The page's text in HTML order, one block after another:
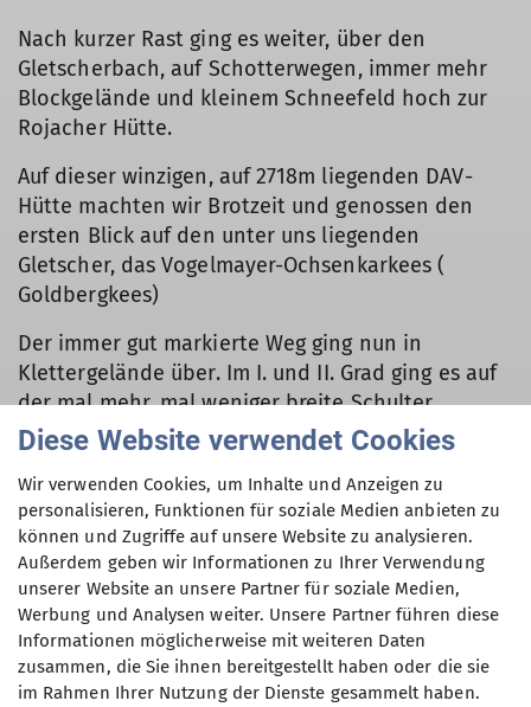
Nach kurzer Rast ging es weiter, über den
Gletscherbach, auf Schotterwegen, immer mehr
Blockgelände und kleinem Schneefeld hoch zur
Rojacher Hütte.
Auf dieser winzigen, auf 2718m liegenden DAV-
Hütte machten wir Brotzeit und genossen den
ersten Blick auf den unter uns liegenden
Gletscher, das Vogelmayer-Ochsenkarkees (
Goldbergkees)
Der immer gut markierte Weg ging nun in
Klettergelände über. Im I. und II. Grad ging es auf
der mal mehr, mal weniger breite Schulter
bergauf und bergab…keiner der Teilnehmer hatte
Puls schon an so mancher Stelle beschleunigte.
Auch die Höhe, wir näherten uns der 3000er
Marke, sorgte dafür, dass wir eigentlich etwas
langsamer gehen wollten, aber die zunehmend
dichter und dunkler werdenden Wolken
beschleunigten unser Tempo.
Der Wettergott meinte es aber gut mit uns  wir
Diese Website verwendet Cookies
Wir verwenden Cookies, um Inhalte und Anzeigen zu
personalisieren, Funktionen für soziale Medien anbieten zu
können und Zugriffe auf unsere Website zu analysieren.
Außerdem geben wir Informationen zu Ihrer Verwendung
unserer Website an unsere Partner für soziale Medien,
Werbung und Analysen weiter. Unsere Partner führen diese
Informationen möglicherweise mit weiteren Daten
zusammen, die Sie ihnen bereitgestellt haben oder die sie
im Rahmen Ihrer Nutzung der Dienste gesammelt haben.